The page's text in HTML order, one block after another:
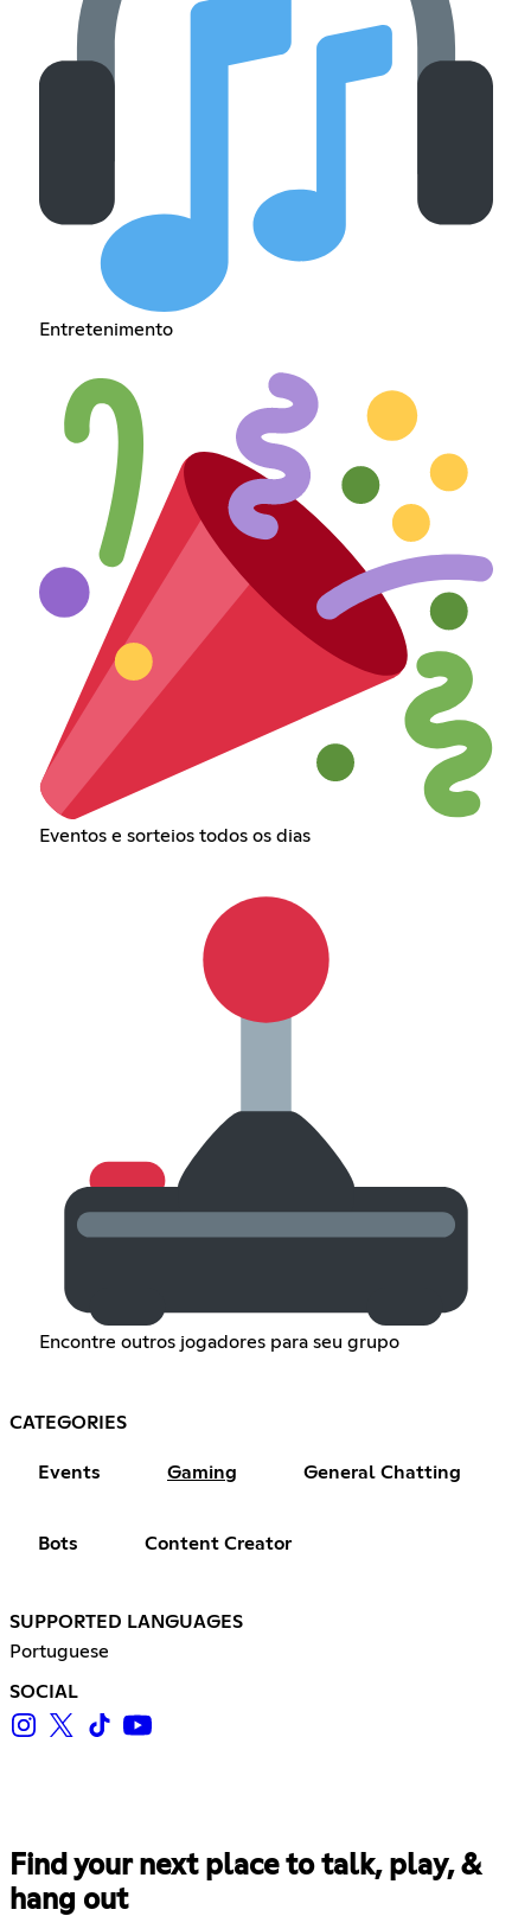
Entretenimento
Eventos e sorteios todos os dias
Encontre outros jogadores para seu grupo
CATEGORIES
Events Gaming General Chatting
Bots Content Creator
SUPPORTED LANGUAGES
Portuguese
SOCIAL
Find your next place to talk, play, &
hang out